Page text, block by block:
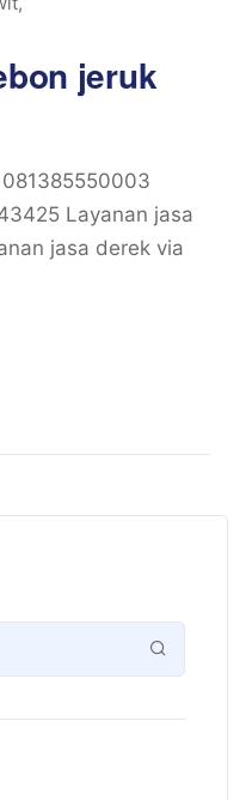
jeruk
Layanan jasa
jasa derek via